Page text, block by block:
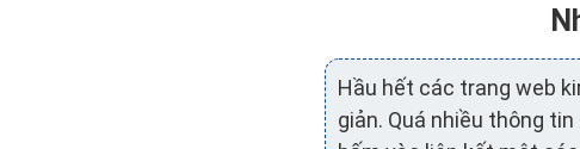
Hầu hết các trang web
giản. Quá nhiều thông